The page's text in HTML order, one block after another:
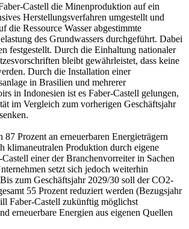
Castell die Minenproduktion auf ein
Herstellungsverfahren umgestellt und
die Ressource Wasser abgestimmte
des Grundwassers durchgeführt. Dabei
festgestellt. Durch die Einhaltung nationaler
bleibt gewährleistet, dass keine
Durch die Installation einer
in Brasilien und mehrerer
in Indonesien ist es Faber-Castell gelungen,
im Vergleich zum vorherigen Geschäftsjahr
Prozent an erneuerbaren Energieträgern
klimaneutralen Produktion durch eigene
einer der Branchenvorreiter in Sachen
setzt sich jedoch weiterhin
zum Geschäftsjahr 2029/30 soll der CO2-
55 Prozent reduziert werden (Bezugsjahr
Faber-Castell zukünftig möglichst
erneuerbare Energien aus eigenen Quellen